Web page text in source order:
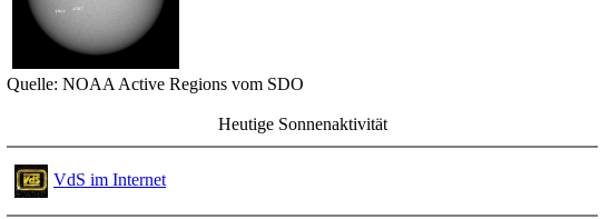
Quelle: NOAA Active Regions vom SDO
Heutige Sonnenaktivität
VdS im Internet